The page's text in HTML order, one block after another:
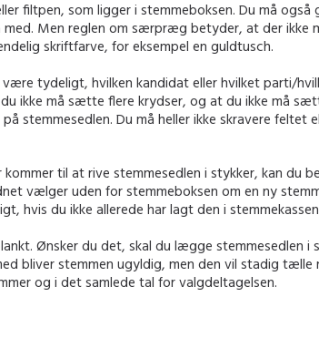
filtpen, som ligger i stemmeboksen. Du må også
med. Men reglen om særpræg betyder, at der ikke
skriftfarve, for eksempel en guldtusch.
være tydeligt, hvilken kandidat eller hvilket parti/
ikke må sætte flere krydser, og at du ikke må
stemmesedlen. Du må heller ikke skravere feltet
til at rive stemmesedlen i stykker, kan du
vælger uden for stemmeboksen om en ny
hvis du ikke allerede har lagt den i
Ønsker du det, skal du lægge stemmesedlen i
bliver stemmen ugyldig, men den vil stadig tælle
og i det samlede tal for valgdeltagelsen.